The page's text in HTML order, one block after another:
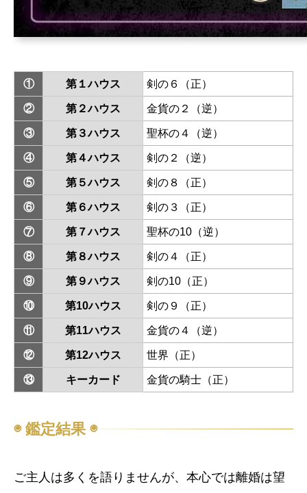
① 第１ハウス 剣の６（正）
② 第２ハウス 金貨の２（逆）
③ 第３ハウス 聖杯の４（逆）
④ 第４ハウス 剣の２（逆）
⑤ 第５ハウス 剣の８（正）
⑥ 第６ハウス 剣の３（正）
⑦ 第７ハウス 聖杯の10（逆）
⑧ 第８ハウス 剣の４（正）
⑨ 第９ハウス 剣の10（正）
⑩ 第10ハウス 剣の９（正）
⑪ 第11ハウス 金貨の４（逆）
⑫ 第12ハウス 世界（正）
⑬ キーカード 金貨の騎士（正）
◉ 鑑定結果 ◉
ご主人は多くを語りませんが、本心では離婚は望